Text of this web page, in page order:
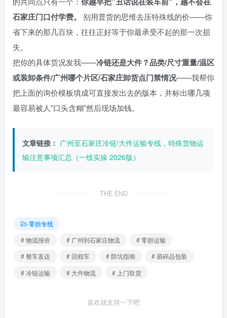
石家庄门口付学费。
别用普货的思维去压特殊线的价——你
省下来的那几百块，往往正好等于你最承受不起的那一次损
失。
把你的具体货况发我——冷链还是大件？品类/尺寸重量/温区
或装卸条件/广州哪个片区/石家庄卸货点门禁情况——我帮你
把上面的询价模板填成可直接发出去的版本，并标出哪几项
最容易被人”口头含糊”然后现场加钱。
文章链接： 广州至石家庄冷链/大件运输专线，特殊货物运
输注意事项汇总（一线实操·2026版）
THE END
零担专线
# 物流报价
# 广州到石家庄物流
# 零担运输
# 整车直达
# 回程车 # 防坑指南
# 易碎品包装
# 冷链运输
# 大件物流 # 上门取货
喜欢就支持一下吧